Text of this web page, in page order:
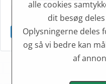
Personer
Nulstil filtre
alle cookies
dit besøg
Oplysningerne deles
og så vi bedre kan
af